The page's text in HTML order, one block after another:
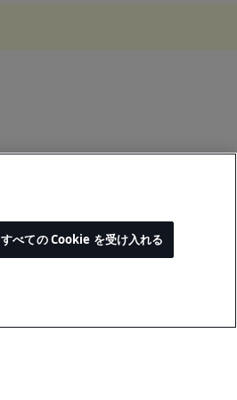
すべての Cookie を受け入れる